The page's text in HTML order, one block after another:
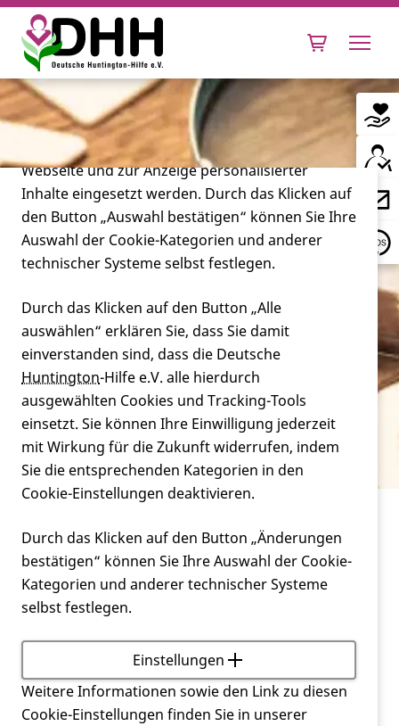
Leben mit Huntington
Forschung
Miteinander
Verein
Service
Prädiktive Testung
Mit einer genetischen Untersuchung wird bei
Gesunden untersucht, ob eineMutationvorliegt,
welche auf die Veranlagung für eine Krankheit
schließen lässt, im Fall derHuntington-Krankheit
also die zugrundeliegende genetische Veränderung.
Zurück
Cookie-Einstellungen
Diese Webseite setzt verschiedene Cookies und
Tracking-Tools ein. Dies beinhaltet Cookies und
Tracking-Tools, die für den Betrieb der Webseite
technisch notwendig sind, die zu statistischen
Zwecken sowie zur besseren Bedienbarkeit der
Webseite und zur Anzeige personalisierter
Inhalte eingesetzt werden. Durch das Klicken auf
den Button „Auswahl bestätigen“ können Sie Ihre
Auswahl der Cookie-Kategorien und anderer
technischer Systeme selbst festlegen.
Durch das Klicken auf den Button „Alle
auswählen“ erklären Sie, dass Sie damit
einverstanden sind, dass die Deutsche
Huntington-Hilfe e.V. alle hierdurch
ausgewählten Cookies und Tracking-Tools
einsetzt. Sie können Ihre Einwilligung jederzeit
mit Wirkung für die Zukunft widerrufen, indem
Sie die entsprechenden Kategorien in den
Cookie-Einstellungen deaktivieren.
Durch das Klicken auf den Button „Änderungen
bestätigen“ können Sie Ihre Auswahl der Cookie-
Kategorien und anderer technischer Systeme
selbst festlegen.
Einstellungen
Weitere Informationen sowie den Link zu diesen
Cookie-Einstellungen finden Sie in unserer